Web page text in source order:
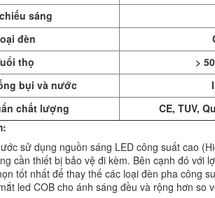
sáng
đèn
thọ
>
bụi và nước
chất lượng
CE, TUV,
sử dụng nguồn sáng LED công suất cao
cần thiết bị bảo vệ đi kèm. Bên cạnh đó với
tốt nhất để thay thế các loại đèn pha công
led COB cho ánh sáng đều và rộng hơn so